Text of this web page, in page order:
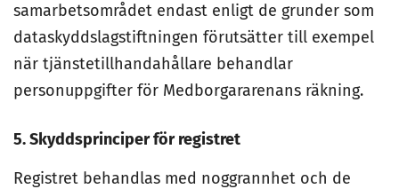
samarbetsområdet endast enligt de grunder som
dataskyddslagstiftningen förutsätter till exempel
när tjänstetillhandahållare behandlar
personuppgifter för Medborgararenans räkning.
5. Skyddsprinciper för registret
Registret behandlas med noggrannhet och de